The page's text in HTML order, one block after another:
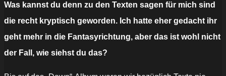
Was kannst du denn zu den Texten sagen für mich sind
die recht kryptisch geworden. Ich hatte eher gedacht ihr
geht mehr in die Fantasyrichtung, aber das ist wohl nicht
der Fall, wie siehst du das?